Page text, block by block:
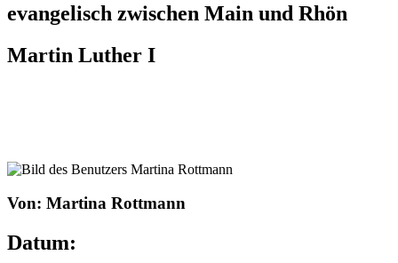
evangelisch zwischen Main und Rhön
Martin Luther I
Von: Martina Rottmann
Datum: